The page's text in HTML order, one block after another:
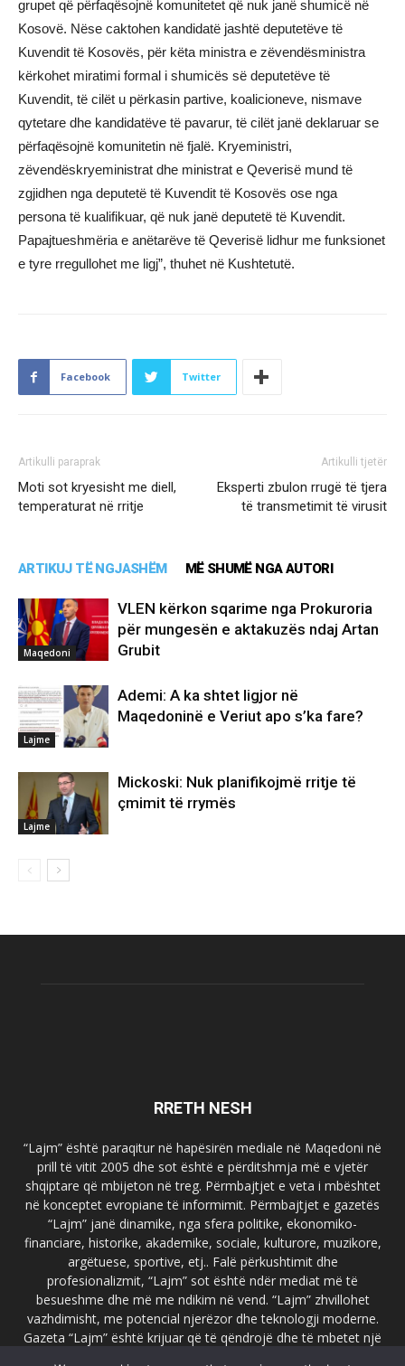
grupet që përfaqësojnë komunitetet që nuk janë shumicë në
Kosovë. Nëse caktohen kandidatë jashtë deputetëve të
Kuvendit të Kosovës, për këta ministra e zëvendësministra
kërkohet miratimi formal i shumicës së deputetëve të
Kuvendit, të cilët u përkasin partive, koalicioneve, nismave
qytetare dhe kandidatëve të pavarur, të cilët janë deklaruar se
përfaqësojnë komunitetin në fjalë. Kryeministri,
zëvendëskryeministrat dhe ministrat e Qeverisë mund të
zgjidhen nga deputetë të Kuvendit të Kosovës ose nga
persona të kualifikuar, që nuk janë deputetë të Kuvendit.
Papajtueshmëria e anëtarëve të Qeverisë lidhur me funksionet
e tyre rregullohet me ligj”, thuhet në Kushtetutë.
Facebook Twitter
Artikulli paraprak
Moti sot kryesisht me diell,
temperaturat në rritje
Artikulli tjetër
Eksperti zbulon rrugë të tjera
të transmetimit të virusit
ARTIKUJ TË NGJASHËM MË SHUMË NGA AUTORI
Maqedoni
VLEN kërkon sqarime nga Prokuroria
për mungesën e aktakuzës ndaj Artan
Grubit
Lajme
Ademi: A ka shtet ligjor në
Maqedoninë e Veriut apo s’ka fare?
Lajme
Mickoski: Nuk planifikojmë rritje të
çmimit të rrymës
RRETH NESH
“Lajm” është paraqitur në hapësirën mediale në Maqedoni në
prill të vitit 2005 dhe sot është e përditshmja më e vjetër
shqiptare që mbijeton në treg. Përmbajtjet e veta i mbështet
në konceptet evropiane të informimit. Përmbajtjet e gazetës
“Lajm” janë dinamike, nga sfera politike, ekonomiko-
financiare, historike, akademike, sociale, kulturore, muzikore,
argëtuese, sportive, etj.. Falë përkushtimit dhe
profesionalizmit, “Lajm” sot është ndër mediat më të
besueshme dhe më me ndikim në vend. “Lajm” zhvillohet
vazhdimisht, me potencial njerëzor dhe teknologji moderne.
Gazeta “Lajm” është krijuar që të qëndrojë dhe të mbetet një